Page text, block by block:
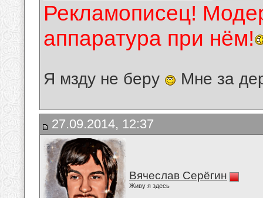
Рекламописец!
аппаратура при нём!
Я мзду не беру Мне за
27.09.2014, 12:37
Вячеслав Серёгин
Живу я здесь